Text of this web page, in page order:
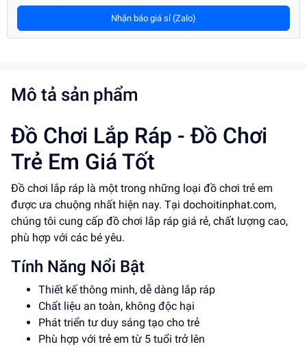
Nhận báo giá sỉ (Zalo)
Mô tả sản phẩm
Đồ Chơi Lắp Ráp - Đồ Chơi
Trẻ Em Giá Tốt
Đồ chơi lắp ráp là một trong những loại đồ chơi trẻ em
được ưa chuộng nhất hiện nay. Tại dochoitinphat.com,
chúng tôi cung cấp đồ chơi lắp ráp giá rẻ, chất lượng cao,
phù hợp với các bé yêu.
Tính Năng Nổi Bật
Thiết kế thông minh, dễ dàng lắp ráp
Chất liệu an toàn, không độc hại
Phát triển tư duy sáng tạo cho trẻ
Phù hợp với trẻ em từ 5 tuổi trở lên